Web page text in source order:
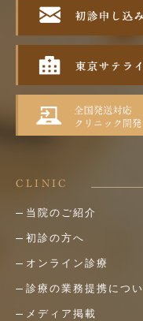
CLINIC
当院のご紹介
初診の方へ
オンライン診療
診療の業務提携につ
メディア掲載